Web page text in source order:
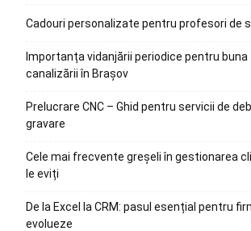
Cadouri personalizate pentru profesori de
Importanța vidanjării periodice pentru
canalizării în Brașov
Prelucrare CNC – Ghid pentru servicii de
gravare
Cele mai frecvente greșeli în gestionarea
le eviți
De la Excel la CRM: pasul esențial pentru
evolueze